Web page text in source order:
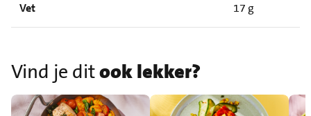
Vet 17 g
Vind je ditook lekker?